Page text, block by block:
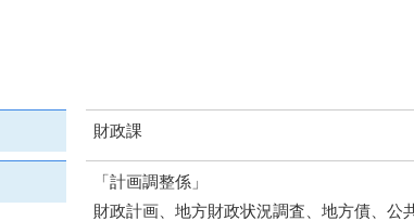
財政課
「計画調整係」
財政計画、地方財政状況調査、地方債、公